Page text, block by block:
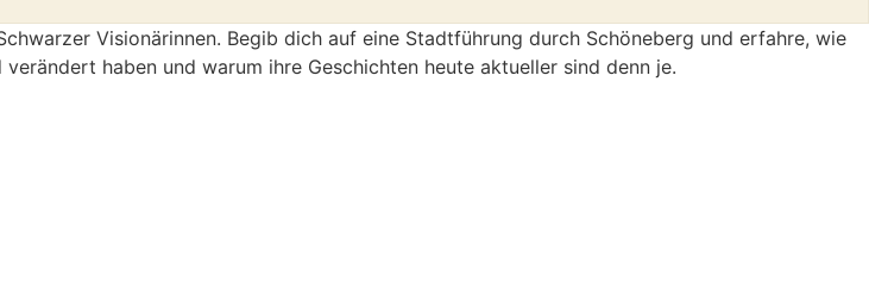
Visionärinnen. Begib dich auf eine Stadtführung durch Schöneberg und erfahre, wie
haben und warum ihre Geschichten heute aktueller sind denn je.